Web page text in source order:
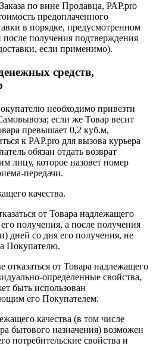
по вине Продавца, РАР.pro
предоплаченного
в порядке, предусмотренном
получения подтверждения
если применимо).
средств,
необходимо привезти
если же Товар весит
превышает 0,2 куб.м,
к PAP.pro для вызова курьера
обязан отдать возврат
лицу, которое назовет номер
передачи.
качества.
от Товара надлежащего
получения, а после получения
дней со дня его получения, не
Покупателю.
отказаться от Товара надлежащего
определенные свойства,
быть использован
его Покупателем.
качества (в том числе
бытового назначения) возможен
потребительские свойства и